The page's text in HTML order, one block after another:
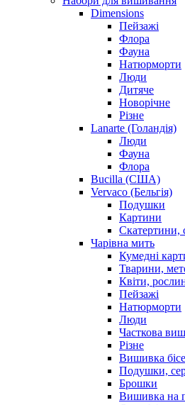
Dimensions
Пейзажі
Флора
Фауна
Натюрморти
Люди
Дитяче
Новорічне
Різне
Lanarte (Голандія)
Люди
Фауна
Флора
Bucilla (США)
Vervaco (Бельгія)
Подушки
Картини
Скатертини,
Чарiвна мить
Кумедні
Тварини,
Квіти,
Пейзажі
Натюрморти
Люди
Часткова
Різне
Вишивка
Подушки,
Брошки
Вишивка на